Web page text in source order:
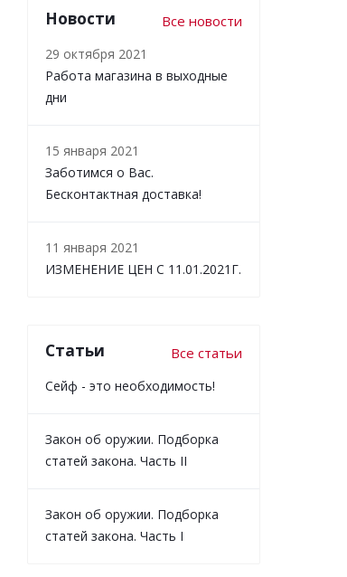
Новости Все новости
29 октября 2021
Работа магазина в выходные
дни
15 января 2021
Заботимся о Вас.
Бесконтактная доставка!
11 января 2021
ИЗМЕНЕНИЕ ЦЕН С 11.01.2021Г.
Статьи Все статьи
Сейф - это необходимость!
Закон об оружии. Подборка
статей закона. Часть II
Закон об оружии. Подборка
статей закона. Часть I